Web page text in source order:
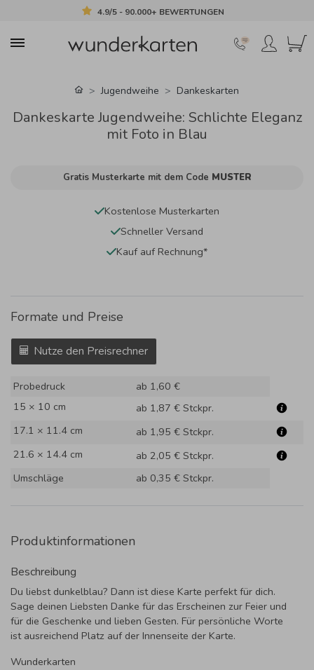
4.9/5 - 90.000+ BEWERTUNGEN
Jugendweihe Dankeskarten
Dankeskarte Jugendweihe: Schlichte Eleganz
mit Foto in Blau
Gratis Musterkarte mit dem Code MUSTER
Kostenlose Musterkarten
Schneller Versand
Kauf auf Rechnung*
Formate und Preise
Nutze den Preisrechner
Probedruck
ab 1,60 €
15 × 10 cm
ab 1,87 € Stckpr.
17.1 × 11.4 cm
ab 1,95 € Stckpr.
21.6 × 14.4 cm
ab 2,05 € Stckpr.
Umschläge
ab 0,35 € Stckpr.
Produktinformationen
Beschreibung
Du liebst dunkelblau? Dann ist diese Karte perfekt für dich.
Sage deinen Liebsten Danke für das Erscheinen zur Feier und
für die Geschenke und lieben Gesten. Für persönliche Worte
ist ausreichend Platz auf der Innenseite der Karte.
Wunderkarten